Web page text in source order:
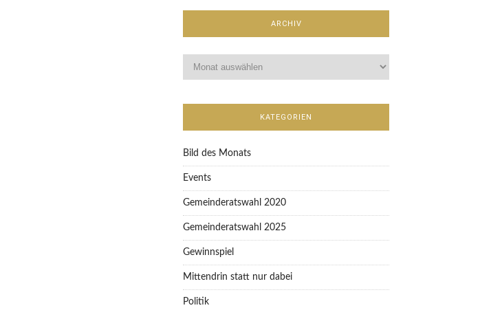
ARCHIV
KATEGORIEN
Bild des Monats
Events
Gemeinderatswahl 2020
Gemeinderatswahl 2025
Gewinnspiel
Mittendrin statt nur dabei
Politik